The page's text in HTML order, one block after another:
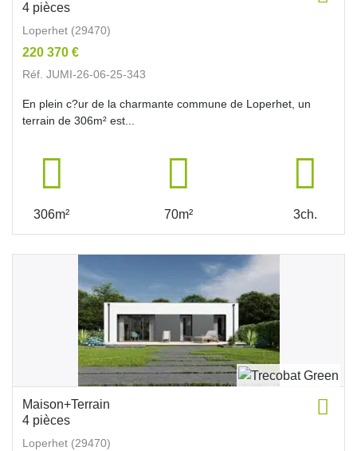
4 pièces
Loperhet (29470)
220 370 €
Réf. JUMI-26-06-25-343
En plein c?ur de la charmante commune de Loperhet, un
terrain de 306m² est...
306m² 70m² 3ch.
Maison+Terrain
4 pièces
Loperhet (29470)